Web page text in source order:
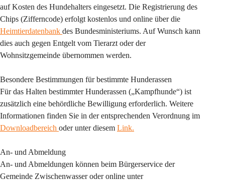
auf Kosten des Hundehalters eingesetzt. Die Registrierung des
Chips (Zifferncode) erfolgt kostenlos und online über die
Heimtierdatenbank des Bundesministeriums. Auf Wunsch kann
dies auch gegen Entgelt vom Tierarzt oder der
Wohnsitzgemeinde übernommen werden.
Besondere Bestimmungen für bestimmte Hunderassen
Für das Halten bestimmter Hunderassen („Kampfhunde“) ist
zusätzlich eine behördliche Bewilligung erforderlich. Weitere
Informationen finden Sie in der entsprechenden Verordnung im
Downloadbereich oder unter diesem Link.
An- und Abmeldung
An- und Abmeldungen können beim Bürgerservice der
Gemeinde Zwischenwasser oder online unter